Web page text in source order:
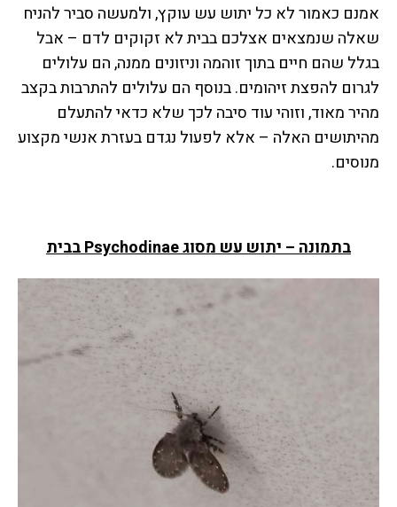
אמנם כאמור לא כל יתוש עש עוקץ, ולמעשה סביר להניח
שאלה שנמצאים אצלכם בבית לא זקוקים לדם – אבל
בגלל שהם חיים בתוך זוהמה וניזונים ממנה, הם עלולים
לגרום להפצת זיהומים. בנוסף הם עלולים להתרבות בקצב
מהיר מאוד, וזוהי עוד סיבה לכך שלא כדאי להתעלם
מהיתושים האלה – אלא לפעול נגדם בעזרת אנשי מקצוע
מנוסים.
בתמונה – יתוש עש מסוג Psychodinae בבית